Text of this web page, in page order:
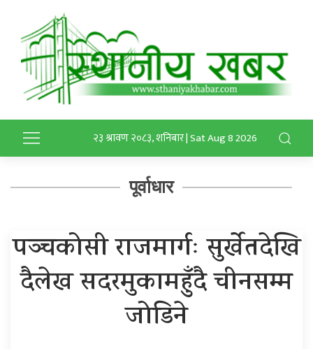
२३ श्रावण २०८३, शनिबार | Sat Aug 8 2026
पूर्वाधार
पञ्चकोसी राजमार्गः सुर्खेतदेखि
दैलेख सदरमुकामहुँदै चीनसम्म
जोडिने